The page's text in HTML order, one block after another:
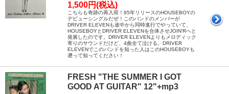
1,500円(税込)
こちらも奇跡の再入荷！95年リリースのHOUSEBOYの
デビューシングルだぜ！このバンドのメンバーが
DRIVER ELEVENも途中から同時進行でやっていて、
HOUSEBOYとDRIVER ELEVENを合体させJOIN'Rへと
発展したのです。DRIVER ELEVENよりもメロディック
寄りのサウンドだけど、4曲全て泣ける。DRIVER
ELEVENでこのバンドを知った人はこのHOUSEBOYも
遡って知ってください！
FRESH "THE SUMMER I GOT
GOOD AT GUITAR" 12"+mp3